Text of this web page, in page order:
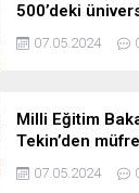
500’deki
sayımızı 10’a
hedefliyoruz
07.05.2024
Milli Eğitim
Tekin’den
açıklaması!
neden yok? İşte
07.05.2024